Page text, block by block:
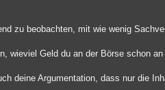
zu beobachten, mit wie wenig
wieviel Geld du an der Börse schon
deine Argumentation, dass nur die